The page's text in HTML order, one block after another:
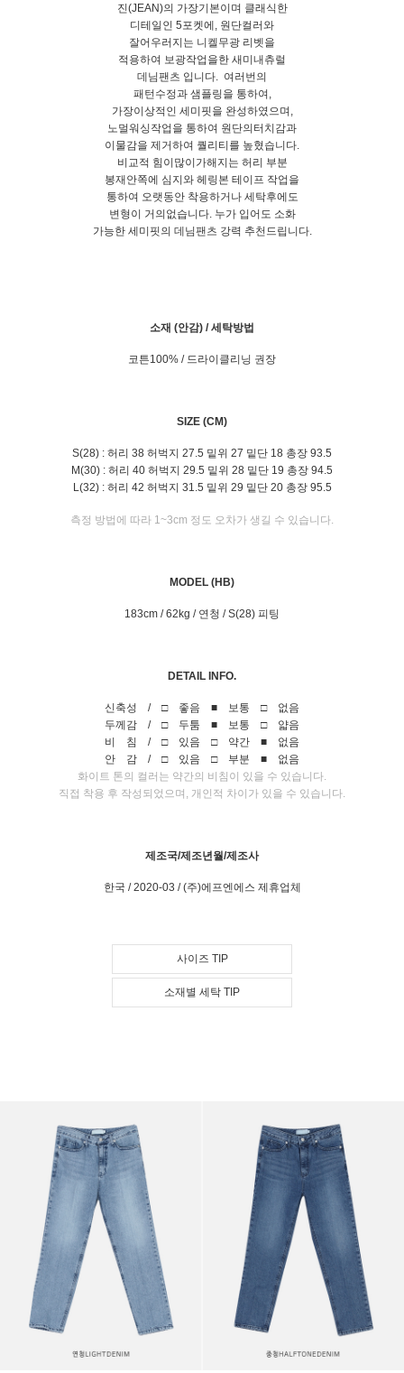
진(JEAN)의 가장기본이며 클래식한
디테일인 5포켓에, 원단컬러와
잘어우러지는 니켈무광 리벳을
적용하여 보광작업을한 새미내츄럴
데님팬츠 입니다. 여러번의
패턴수정과 샘플링을 통하여,
가장이상적인 세미핏을 완성하였으며,
노멀워싱작업을 통하여 원단의터치감과
이물감을 제거하여 퀄리티를 높혔습니다.
비교적 힘이많이가해지는 허리 부분
봉재안쪽에 심지와 헤링본 테이프 작업을
통하여 오랫동안 착용하거나 세탁후에도
변형이 거의없습니다. 누가 입어도 소화
가능한 세미핏의 데님팬츠 강력 추천드립니다.
소재 (안감) / 세탁방법
코튼100% / 드라이클리닝 권장
SIZE (CM)
S(28) : 허리 38 허벅지 27.5 밑위 27 밑단 18 총장 93.5
M(30) : 허리 40 허벅지 29.5 밑위 28 밑단 19 총장 94.5
L(32) : 허리 42 허벅지 31.5 밑위 29 밑단 20 총장 95.5
측정 방법에 따라 1~3cm 정도 오차가 생길 수 있습니다.
MODEL (HB)
183cm / 62kg / 연청 / S(28) 피팅
DETAIL INFO.
신축성 / □ 좋음 ■ 보통 □ 없음
두께감 / □ 두툼 ■ 보통 □ 얇음
비 침 / □ 있음 □ 약간 ■ 없음
안 감 / □ 있음 □ 부분 ■ 없음
화이트 톤의 컬러는 약간의 비침이 있을 수 있습니다.
직접 착용 후 작성되었으며, 개인적 차이가 있을 수 있습니다.
제조국/제조년월/제조사
한국 / 2020-03 / (주)에프엔에스 제휴업체
사이즈 TIP
소재별 세탁 TIP